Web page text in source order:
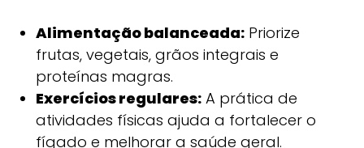
Alimentação balanceada:Priorize
frutas, vegetais, grãos integrais e
proteínas magras.
Exercícios regulares:A prática de
atividades físicas ajuda a fortalecer o
fígado e melhorar a saúde geral.